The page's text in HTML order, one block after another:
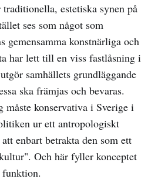
estetiska synen på
ses som något som
gemensamma konstnärliga och
har lett till en viss fastlåsning i
samhällets grundläggande
ska främjas och bevaras.
konservativa i Sverige i
ur ett antropologiskt
enbart betrakta den som ett
Och här fyller konceptet